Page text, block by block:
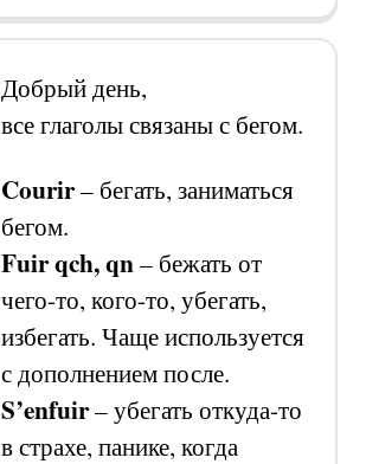
Добрый день,
все глаголы связаны с бегом.
Courir– бегать, заниматься
бегом.
Fuirqch, qn– бежать от
чего-то, кого-то, убегать,
избегать. Чащеиспользуется
с дополнением после.
S’enfuir–убегать откуда-то
в страхе, панике, когда